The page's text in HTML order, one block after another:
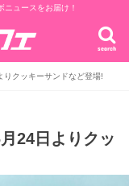
ュースをお届け！
search
クッキーサンドなど登場!
24日よりクッ